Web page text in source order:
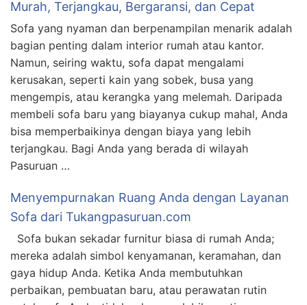
Murah, Terjangkau, Bergaransi, dan Cepat
Sofa yang nyaman dan berpenampilan menarik adalah
bagian penting dalam interior rumah atau kantor.
Namun, seiring waktu, sofa dapat mengalami
kerusakan, seperti kain yang sobek, busa yang
mengempis, atau kerangka yang melemah. Daripada
membeli sofa baru yang biayanya cukup mahal, Anda
bisa memperbaikinya dengan biaya yang lebih
terjangkau. Bagi Anda yang berada di wilayah
Pasuruan …
Menyempurnakan Ruang Anda dengan Layanan
Sofa dari Tukangpasuruan.com
Sofa bukan sekadar furnitur biasa di rumah Anda;
mereka adalah simbol kenyamanan, keramahan, dan
gaya hidup Anda. Ketika Anda membutuhkan
perbaikan, pembuatan baru, atau perawatan rutin